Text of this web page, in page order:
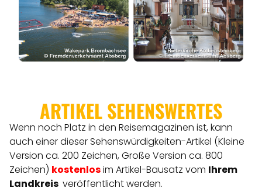
ARTIKEL SEHENSWERTES
Wenn noch Platz in den Reisemagazinen ist, kann
auch einer dieser Sehenswürdigkeiten-Artikel (Kleine
Version ca. 200 Zeichen, Große Version ca. 800
Zeichen) kostenlosim Artikel-Bausatz vom Ihrem
Landkreis veröffentlicht werden.